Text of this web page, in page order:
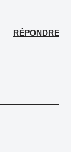
RÉPONDRE